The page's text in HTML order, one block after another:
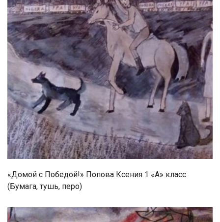
«Домой с Победой!» Попова Ксения 1 «А» класс
(Бумага, тушь, перо)